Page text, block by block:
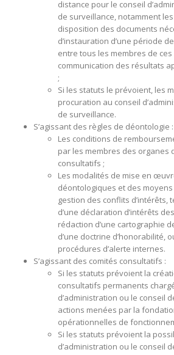
distance pour le conseil
de surveillance, notamment
disposition des documents
d’instauration d’une période
entre tous les membres de
communication des résultats
;
Si les statuts le prévoient, les
procuration au conseil
de surveillance.
S’agissant des règles de déontologie :
Les conditions de
par les membres des organes
consultatifs ;
Les modalités de mise en
déontologiques et des
gestion des conflits d’intérêts,
d’une déclaration d’intérêts
rédaction d’une cartographie
d’une doctrine d’honorabilité,
procédures d’alerte internes.
S’agissant des comités consultatifs :
Si les statuts prévoient la
consultatifs permanents
d’administration ou le conseil
actions menées par la
opérationnelles de
Si les statuts prévoient la
d’administration ou le conseil